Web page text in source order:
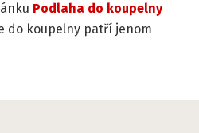
Podlaha do koupelny
do koupelny patří jenom